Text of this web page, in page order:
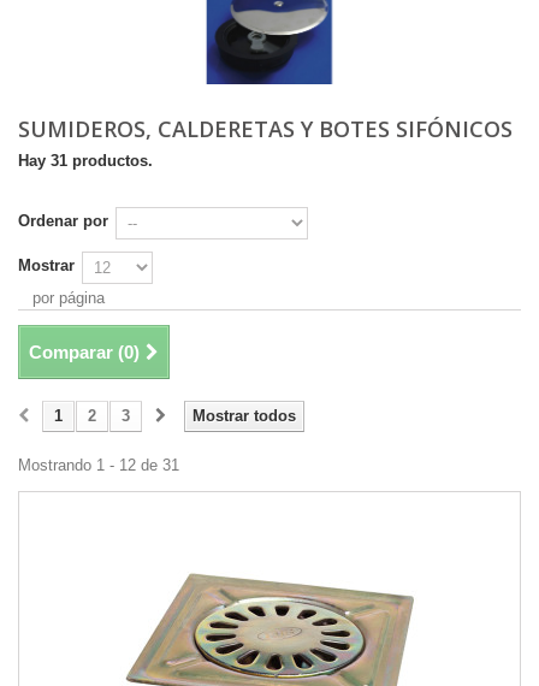
SUMIDEROS, CALDERETAS Y BOTES SIFÓNICOS
Hay 31 productos.
Ordenar por
Mostrar
por página
Comparar (0)
Mostrar todos
1 2 3
Mostrando 1 - 12 de 31